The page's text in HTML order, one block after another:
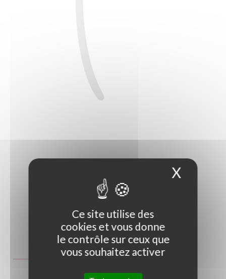
Photo non contractuelle
Guide des tailles
Ce site utilise des
cookies et vous donne
le contrôle sur ceux que
vous souhaitez activer
X